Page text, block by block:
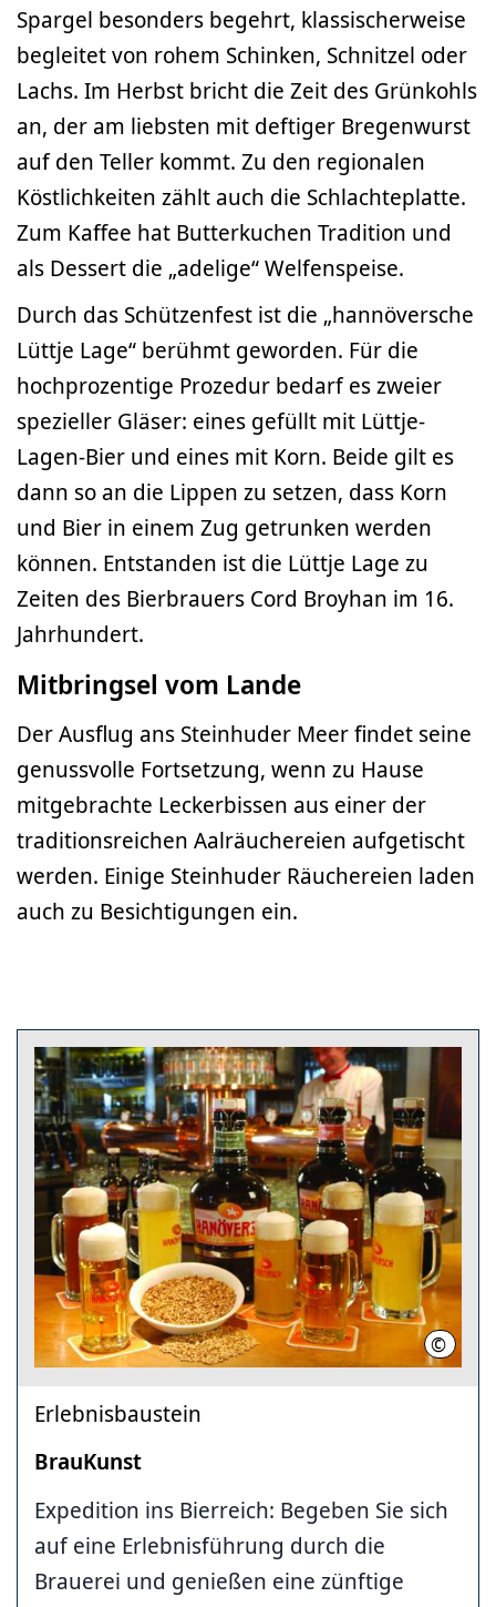
Spargel besonders begehrt, klassischerweise
begleitet von rohem Schinken, Schnitzel oder
Lachs. Im Herbst bricht die Zeit des Grünkohls
an, der am liebsten mit deftiger Bregenwurst
auf den Teller kommt. Zu den regionalen
Köstlichkeiten zählt auch die Schlachteplatte.
Zum Kaffee hat Butterkuchen Tradition und
als Dessert die „adelige“ Welfenspeise.
Durch das Schützenfest ist die „hannöversche
Lüttje Lage“ berühmt geworden. Für die
hochprozentige Prozedur bedarf es zweier
spezieller Gläser: eines gefüllt mit Lüttje-
Lagen-Bier und eines mit Korn. Beide gilt es
dann so an die Lippen zu setzen, dass Korn
und Bier in einem Zug getrunken werden
können. Entstanden ist die Lüttje Lage zu
Zeiten des Bierbrauers Cord Broyhan im 16.
Jahrhundert.
Mitbringsel vom Lande
Der Ausflug ans Steinhuder Meer findet seine
genussvolle Fortsetzung, wenn zu Hause
mitgebrachte Leckerbissen aus einer der
traditionsreichen Aalräuchereien aufgetischt
werden. Einige Steinhuder Räuchereien laden
auch zu Besichtigungen ein.
© HMTG
Erlebnisbaustein
BrauKunst
Expedition ins Bierreich: Begeben Sie sich
auf eine Erlebnisführung durch die
Brauerei und genießen eine zünftige